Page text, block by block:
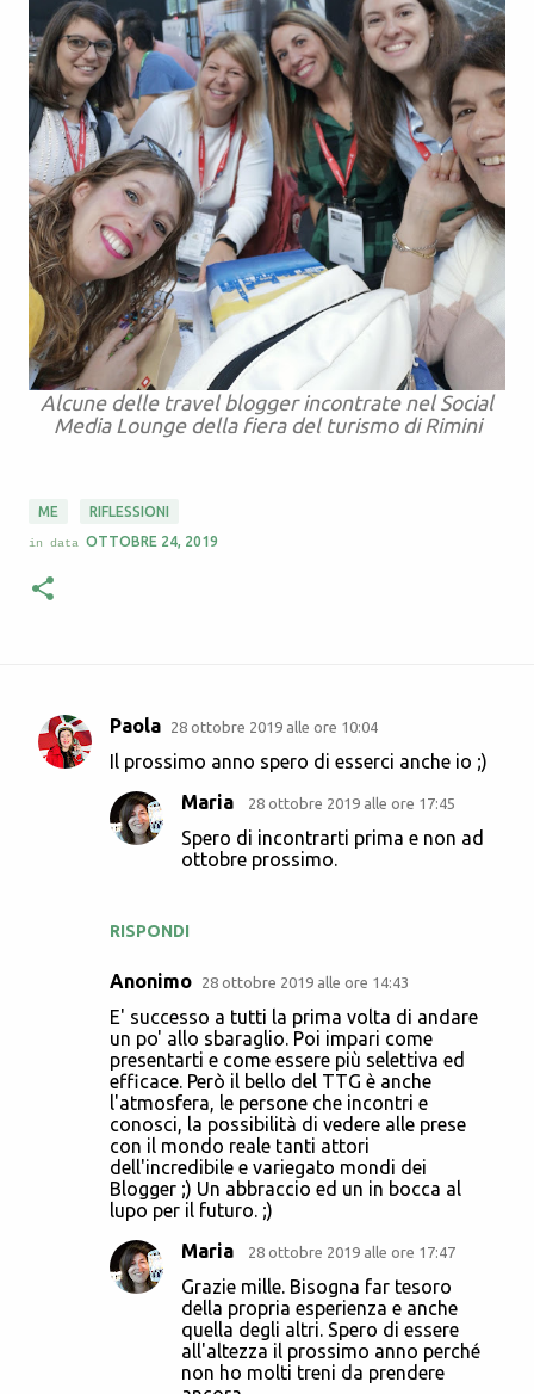
Alcune delle travel blogger incontrate nel Social
Media Lounge della fiera del turismo di Rimini
ME RIFLESSIONI
in data OTTOBRE 24, 2019
C
Paola 28 ottobre 2019 alle ore 10:04
Il prossimo anno spero di esserci anche io ;)
RISPONDI
Maria 28 ottobre 2019 alle ore 17:45
Spero di incontrarti prima e non ad
ottobre prossimo.
Anonimo 28 ottobre 2019 alle ore 14:43
E' successo a tutti la prima volta di andare
un po' allo sbaraglio. Poi impari come
presentarti e come essere più selettiva ed
efficace. Però il bello del TTG è anche
l'atmosfera, le persone che incontri e
conosci, la possibilità di vedere alle prese
con il mondo reale tanti attori
dell'incredibile e variegato mondi dei
Blogger ;) Un abbraccio ed un in bocca al
lupo per il futuro. ;)
Maria 28 ottobre 2019 alle ore 17:47
Grazie mille. Bisogna far tesoro
della propria esperienza e anche
quella degli altri. Spero di essere
all'altezza il prossimo anno perché
non ho molti treni da prendere